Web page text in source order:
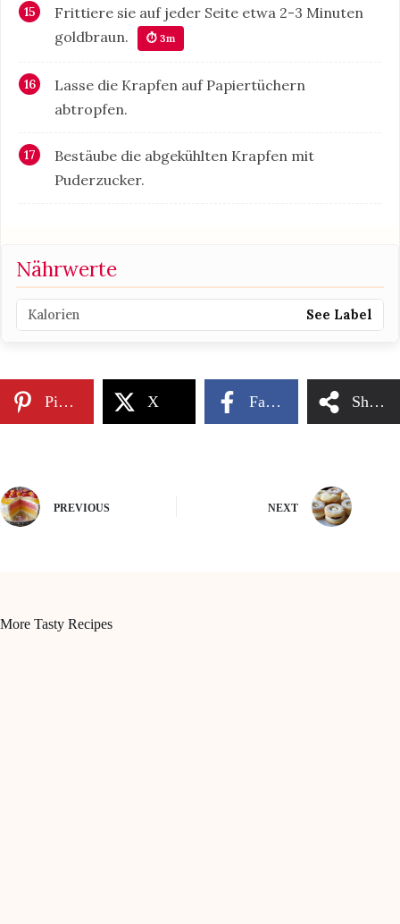
Frittiere sie auf jeder Seite etwa 2-3 Minuten
goldbraun.
⏱ 3m
Lasse die Krapfen auf Papiertüchern
abtropfen.
Bestäube die abgekühlten Krapfen mit
Puderzucker.
Nährwerte
Kalorien See Label
Pinterest X Facebook Share
PREVIOUS NEXT
More Tasty Recipes